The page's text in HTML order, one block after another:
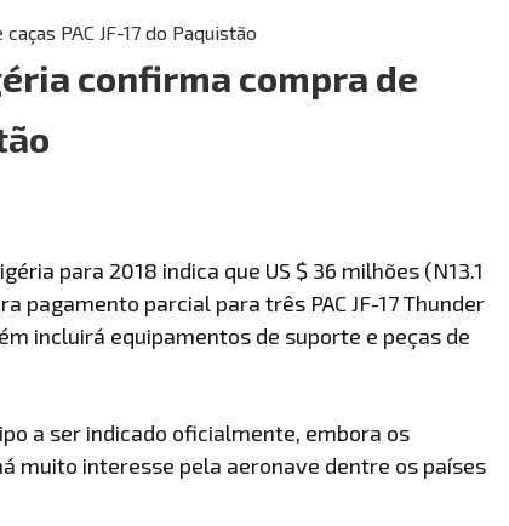
PAC JF-17 do Paquistão
confirma compra de
para 2018 indica que US $ 36 milhões (N13.1
pagamento parcial para três PAC JF-17 Thunder
incluirá equipamentos de suporte e peças de
a ser indicado oficialmente, embora os
muito interesse pela aeronave dentre os países